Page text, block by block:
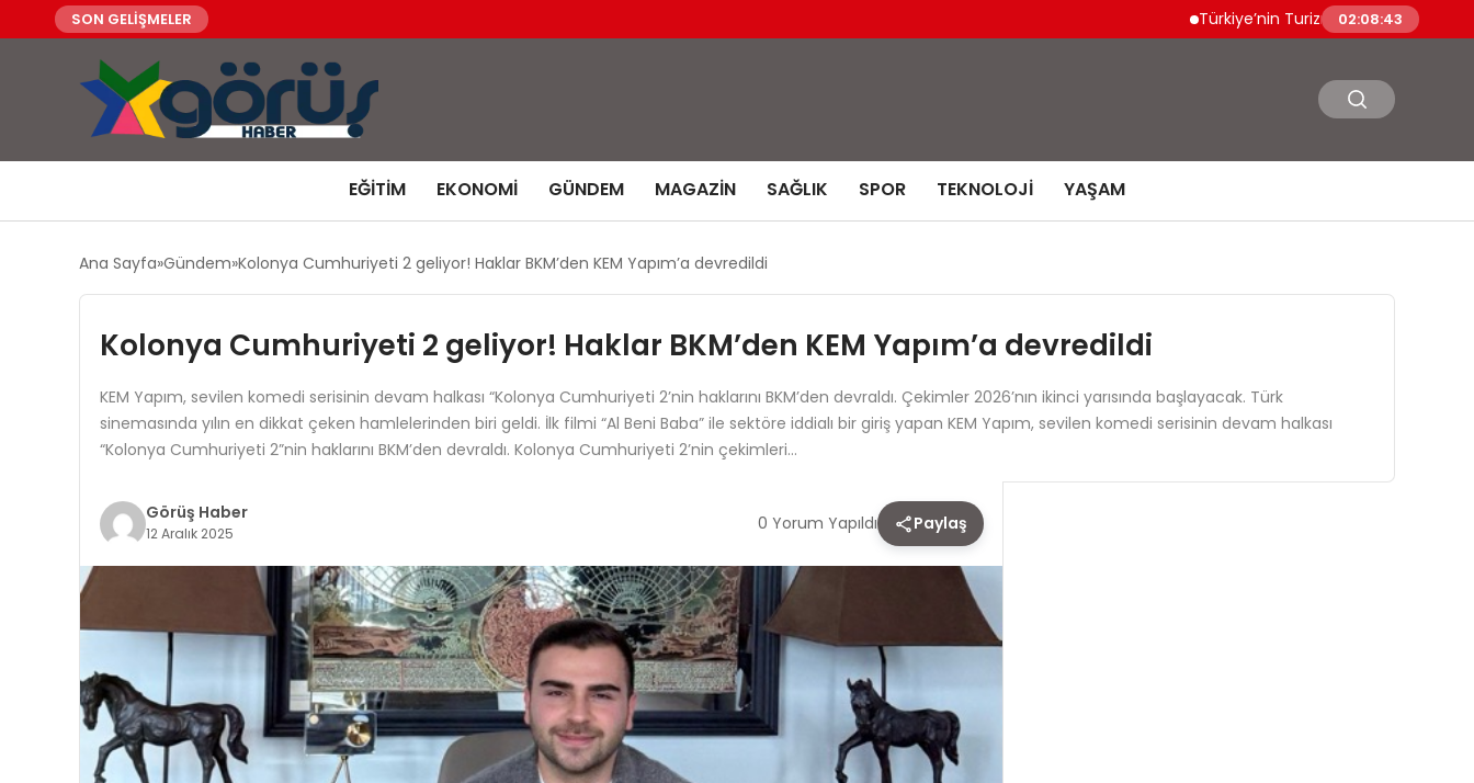
SON GELİŞMELER Türkiye’nin Turizm Geliri İkinci Çeyrekte
02:08:44
EĞITIM EKONOMI GÜNDEM MAGAZIN SAĞLIK SPOR TEKNOLOJI YAŞAM
Ana Sayfa Gündem Kolonya Cumhuriyeti 2 geliyor! Haklar BKM’den KEM Yapım’a devredildi
Kolonya Cumhuriyeti 2 geliyor! Haklar BKM’den KEM Yapım’a devredildi
KEM Yapım, sevilen komedi serisinin devam halkası “Kolonya Cumhuriyeti 2’nin haklarını BKM’den devraldı. Çekimler 2026’nın ikinci yarısında başlayacak. Türk
sinemasında yılın en dikkat çeken hamlelerinden biri geldi. İlk filmi “Al Beni Baba” ile sektöre iddialı bir giriş yapan KEM Yapım, sevilen komedi serisinin devam halkası
“Kolonya Cumhuriyeti 2”nin haklarını BKM’den devraldı. Kolonya Cumhuriyeti 2’nin çekimleri…
Görüş Haber
12 Aralık 2025 0 Yorum Yapıldı Paylaş